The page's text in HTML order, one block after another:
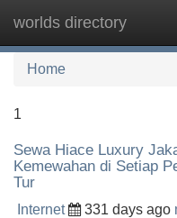
worlds directory
Home
1
Sewa Hiace Luxury
Kemewahan di Setiap
Tur
Internet 331 days ago